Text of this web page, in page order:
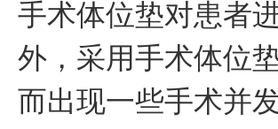
手术体位垫对患者
外，采用手术体位
而出现一些手术并发